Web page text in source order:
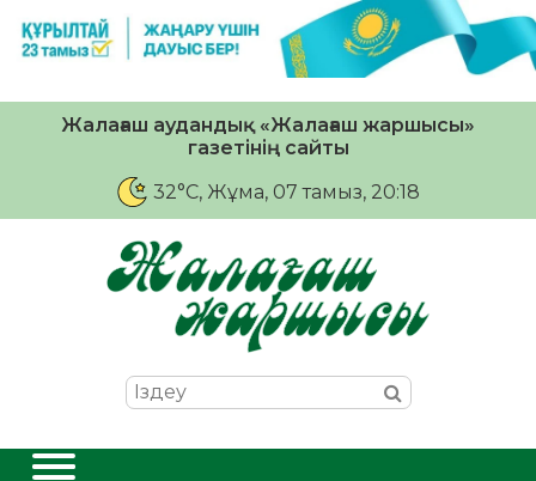
Жалағаш аудандық «Жалағаш жаршысы»
газетінің сайты
32°C, Жұма, 07 тамыз, 20:18